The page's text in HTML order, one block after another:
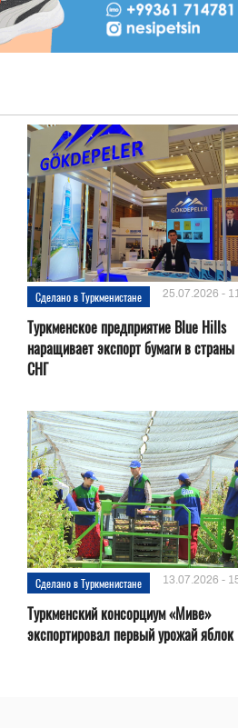
Сделано в Туркменистане 25.07.2026 -
Туркменское предприятие Blue Hills
наращивает экспорт бумаги в страны
СНГ
Сделано в Туркменистане 13.07.2026 -
Туркменский консорциум «Миве»
экспортировал первый урожай яблок